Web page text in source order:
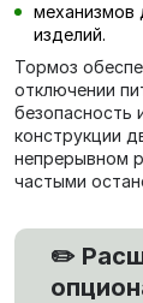
механизмов
изделий.
Тормоз
отключении
безопасность
конструкции
непрерывном
частыми
✏️